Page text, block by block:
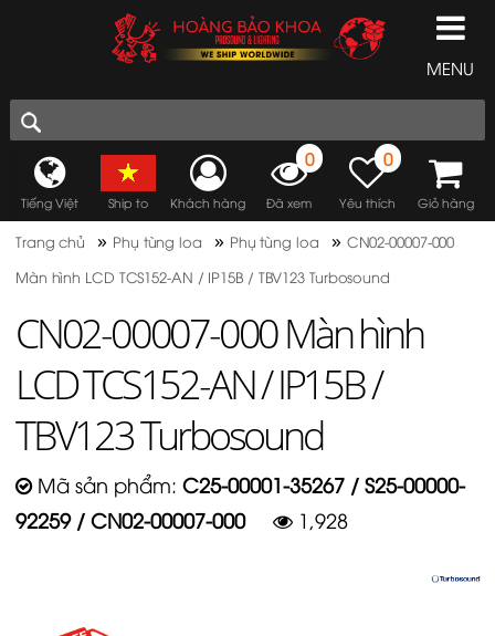
MENU
Tiếng Việt Ship to Khách hàng
0
Đã xem
0
Yêu thích Giỏ hàng
Trang chủ » Phụ tùng loa » Phụ tùng loa » CN02-00007-000
Màn hình LCD TCS152-AN / IP15B / TBV123 Turbosound
CN02-00007-000 Màn hình
LCD TCS152-AN / IP15B /
TBV123 Turbosound
Mã sản phẩm: C25-00001-35267 / S25-00000-
92259 / CN02-00007-000
1,928